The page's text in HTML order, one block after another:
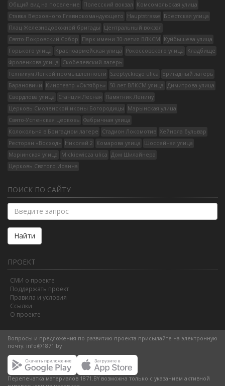
Общий вид на поселение
Полесский вокзал
Комсомольская улица
Ставка Верховного Главнокомандующего
Hauptstrasse
Брестская улица
Плац Железнодорожной бригады
Центральный вокзал
Свято-Покровский Собор
Парк имени 30-летия ВЛКСМ
Куйбышева улица
Горького улица
Красноармейская улица Рокоссовского улица
Кладбище
Фроленкова улица
Скобелевский лагерь
Техникум Легкой промышленности
Szeptyckiego ulica
Бригадный лагерь
Барановичи
Кинотеатр «Октябрь» 50 лет ВЛКСМ улица
Димитрова улица
Свердлова улица
Станция Лесная
Памятник Ленину
Церковь Смоленской иконы Богородицы
Марынская улица
Свято-Успенская церковь Фабричная улица
Колокольня в Бригадном лагере
Стадион Локомотив Хейнола бульвар
Ресторан «Восход»
Николай 2 Комарова улица
Шоссейная улица
Марiинская улица
Mickiewicza ulica
Дом Шилайнера
Церковь Святого Иоанна
ПОИСК ПО САЙТУ
Найти
ПРОЕКТ
СМИ о проекте
Поддержать проект
Правила и условия
Ссылки
О проекте
Вопросы и предложения по развитию проекта присылайте на электронную
почту: info@1871.by
Перепечатка материалов 1871.BY возможна только с указанием активной